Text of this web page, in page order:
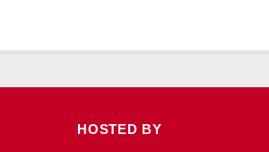
HOSTED BY